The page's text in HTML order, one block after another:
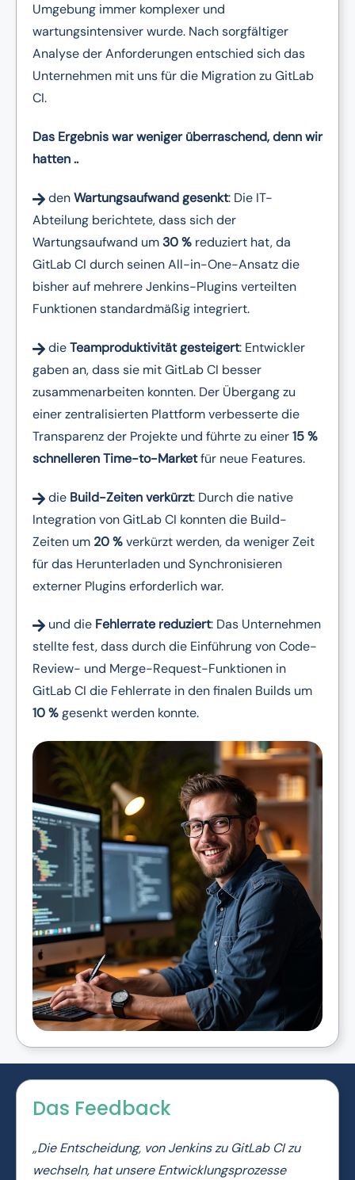
Umgebung immer komplexer und
wartungsintensiver wurde. Nach sorgfältiger
Analyse der Anforderungen entschied sich das
Unternehmen mit uns für die Migration zu GitLab
CI.
Das Ergebnis war weniger überraschend, denn wir
hatten ..
denWartungsaufwand gesenkt: Die IT-
Abteilung berichtete, dass sich der
Wartungsaufwand um30 % reduziert hat, da
GitLab CI durch seinen All-in-One-Ansatz die
bisher auf mehrere Jenkins-Plugins verteilten
Funktionen standardmäßig integriert.
dieTeamproduktivität gesteigert: Entwickler
gaben an, dass sie mit GitLab CI besser
zusammenarbeiten konnten. Der Übergang zu
einer zentralisierten Plattform verbesserte die
Transparenz der Projekte und führte zu einer15 %
schnelleren Time-to-Marketfür neue Features.
die Build-Zeiten verkürzt: Durch die native
Integration von GitLab CI konnten die Build-
Zeiten um 20 %verkürzt werden, da weniger Zeit
für das Herunterladen und Synchronisieren
externer Plugins erforderlich war.
und die Fehlerrate reduziert: Das Unternehmen
stellte fest, dass durch die Einführung von Code-
Review- und Merge-Request-Funktionen in
GitLab CI die Fehlerrate in den finalen Builds um
10 %gesenkt werden konnte.
Das Feedback
„Die Entscheidung, von Jenkins zu GitLab CI zu
wechseln, hat unsere Entwicklungsprozesse